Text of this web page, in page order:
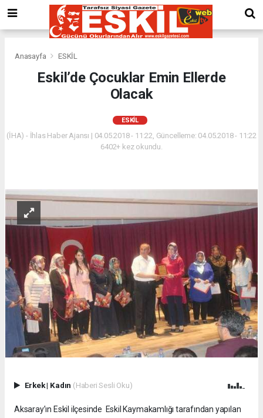
Anasayfa ESKİL
Eskil’de Çocuklar Emin Ellerde
Olacak
ESKİL
(İHA) - İhlas Haber Ajansı | 04.05.2018 - 11:22, Güncelleme: 04.05.2018 - 11:22
6402+ kez okundu.
Erkek| Kadın (Haberi Sesli Oku)
Aksaray’ın Eskil ilçesinde Eskil Kaymakamlığı tarafından yapılan